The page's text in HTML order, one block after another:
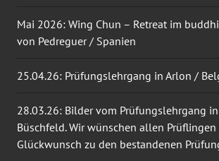
Mai 2026: Wing Chun – Retreat im
von Pedreguer / Spanien
25.04.26: Prüfungslehrgang in Arlon /
28.03.26: Bilder vom Prüfungslehrgang
Büschfeld. Wir wünschen allen
Glückwunsch zu den bestandenen